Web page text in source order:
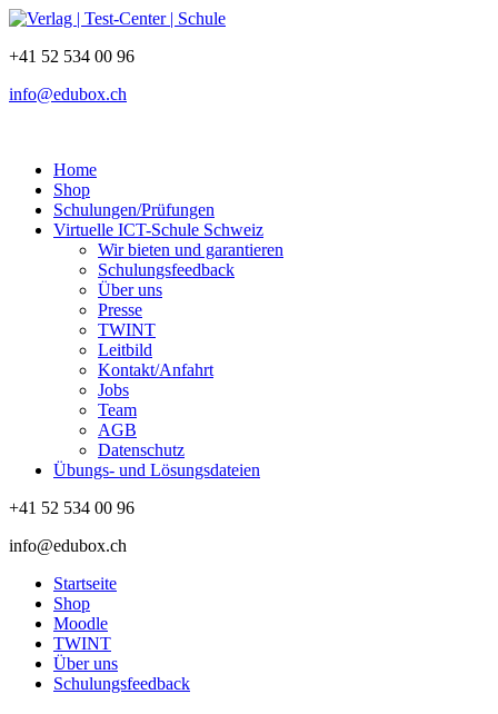
+41 52 534 00 96
info@edubox.ch
Home
Shop
Schulungen/Prüfungen
Virtuelle ICT-Schule Schweiz
Wir bieten und garantieren
Schulungsfeedback
Über uns
Presse
TWINT
Leitbild
Kontakt/Anfahrt
Jobs
Team
AGB
Datenschutz
Übungs- und Lösungsdateien
+41 52 534 00 96
info@edubox.ch
Startseite
Shop
Moodle
TWINT
Über uns
Schulungsfeedback